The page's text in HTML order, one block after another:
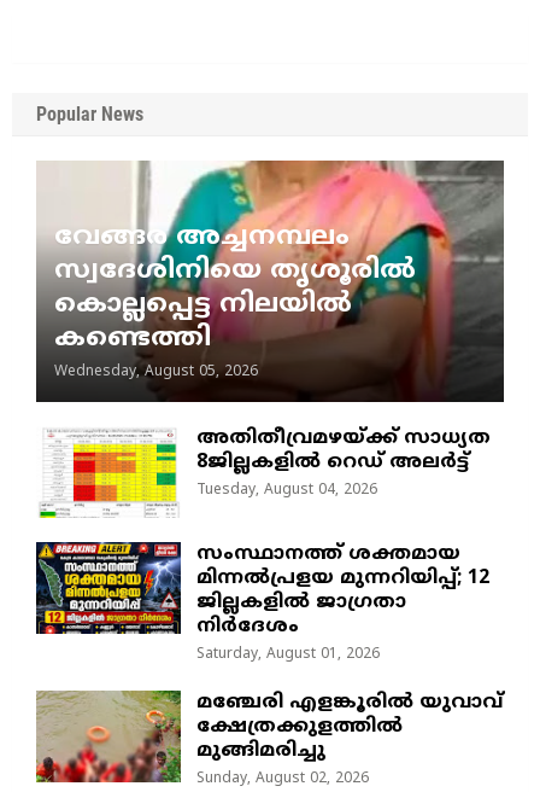
Popular News
വേങ്ങര അച്ചനമ്പലം
സ്വദേശിനിയെ തൃശൂരിൽ
കൊല്ലപ്പെട്ട നിലയിൽ
കണ്ടെത്തി
Wednesday, August 05, 2026
അതിതീവ്രമഴയ്ക്ക് സാധ്യത
8ജില്ലകളിൽ റെഡ് അലർട്ട്
Tuesday, August 04, 2026
സംസ്ഥാനത്ത് ശക്തമായ
മിന്നൽപ്രളയ മുന്നറിയിപ്പ്; 12
ജില്ലകളിൽ ജാഗ്രതാ
നിർദേശം
Saturday, August 01, 2026
മഞ്ചേരി എളങ്കൂരിൽ യുവാവ്
ക്ഷേത്രക്കുളത്തിൽ
മുങ്ങിമരിച്ചു
Sunday, August 02, 2026